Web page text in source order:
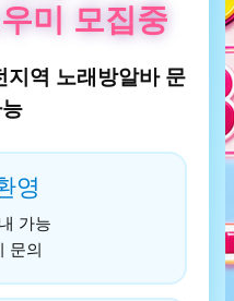
미 모집중
지역 노래방알바 문
영
가능
문의